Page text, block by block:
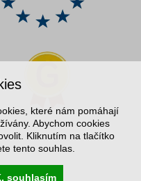
které nám pomáhají
Abychom cookies
Kliknutím na tlačítko
tento souhlas.
souhlasím